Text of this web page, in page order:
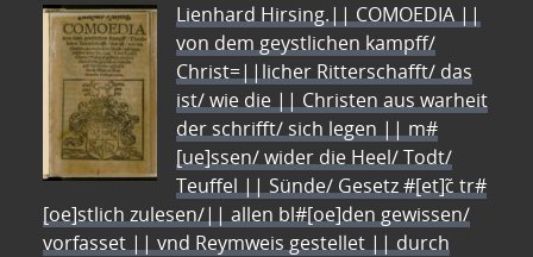
Lienhard Hirsing.|| COMOEDIA ||
von dem geystlichen kampff/
Christ=||licher Ritterschafft/ das
ist/ wie die || Christen aus warheit
der schrifft/ sich legen || m#
[ue]ssen/ wider die Heel/ Todt/
Teuffel || Sünde/ Gesetz #[et]c̃ tr#
[oe]stlich zulesen/|| allen bl#[oe]den gewissen/
vorfasset || vnd Reymweis gestellet || durch